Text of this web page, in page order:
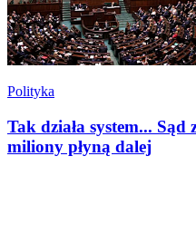
Polityka
Tak działa system...
miliony płyną dalej